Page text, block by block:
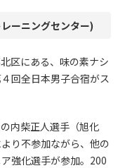
ーニングセンター)
区にある、味の素ナシ
回全日本男子合宿がス
内柴正人選手（旭化
り不参加ながら、他の
強化選手が参加。200